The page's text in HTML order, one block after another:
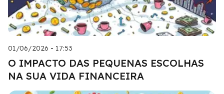
01/06/2026 - 17:53
O IMPACTO DAS PEQUENAS ESCOLHAS
NA SUA VIDA FINANCEIRA